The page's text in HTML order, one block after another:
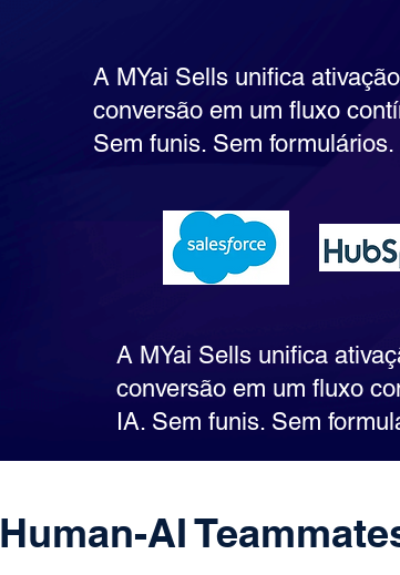
A MYai Sells unifica
conversão em um fluxo
Sem funis. Sem
A MYai Sells unifica
conversão em um fluxo
IA. Sem funis. Sem
Human-AI